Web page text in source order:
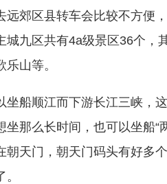
远郊区县转车会比较不方便
城九区共有4a级景区36个，
山等。
坐船顺江而下游长江三峡，
那么长时间，也可以坐船“
朝天门，朝天门码头有好多